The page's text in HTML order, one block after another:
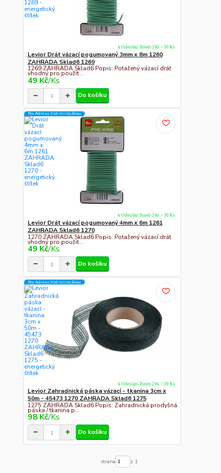
Levior Drát vázací pogumovaný 3mm x 8m 1260
ZAHRADA Sklad6 1269
1269 ZAHRADA Sklad6 Popis: Potažený vázací drát
vhodný pro použit...
49 Kč/Ks
k Odeslání Ihned-24h > 30 Ks
Do košíku
Na Adresu,Výd.místo,Boxu
Levior Drát vázací pogumovaný 4mm x 6m 1261
ZAHRADA Sklad6 1270
1270 ZAHRADA Sklad6 Popis: Potažený vázací drát
vhodný pro použit...
49 Kč/Ks
k Odeslání Ihned-24h > 30 Ks
Do košíku
Na Adresu,Výd.místo,Boxu
Levior Zahradnická páska vázací - tkanina 3cm x
50m - 45473 1270 ZAHRADA Sklad6 1275
1275 ZAHRADA Sklad6 Popis: Zahradnická prodyšná
páska / tkanina p...
98 Kč/Ks
k Odeslání Ihned-24h > 30 Ks
Do košíku
strana z 1